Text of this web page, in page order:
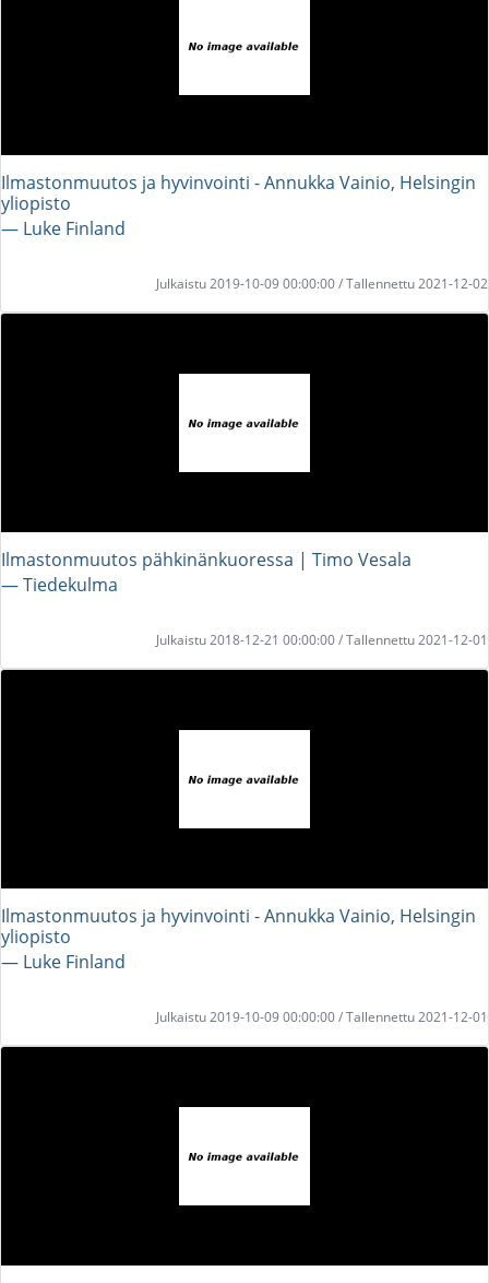
Ilmastonmuutos ja hyvinvointi - Annukka Vainio, Helsingin
yliopisto
― Luke Finland
Julkaistu 2019-10-09 00:00:00 / Tallennettu 2021-12-02
Ilmastonmuutos pähkinänkuoressa | Timo Vesala
― Tiedekulma
Julkaistu 2018-12-21 00:00:00 / Tallennettu 2021-12-01
Ilmastonmuutos ja hyvinvointi - Annukka Vainio, Helsingin
yliopisto
― Luke Finland
Julkaistu 2019-10-09 00:00:00 / Tallennettu 2021-12-01